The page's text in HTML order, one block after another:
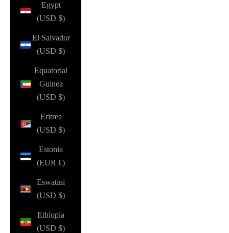
Egypt
(USD $)
El Salvador
(USD $)
Equatorial
Guinea
(USD $)
Eritrea
(USD $)
Estonia
(EUR €)
Eswatini
(USD $)
Ethiopia
(USD $)